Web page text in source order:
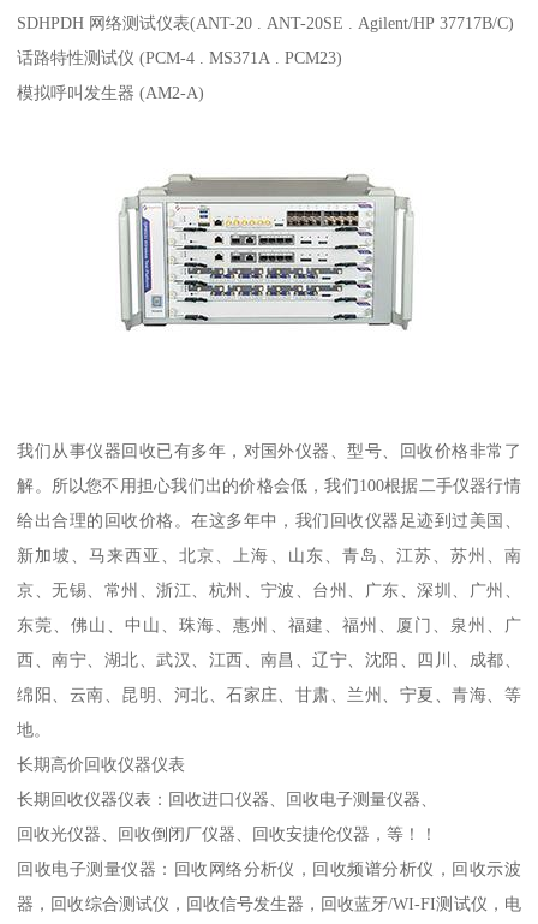
SDHPDH 网络测试仪表(ANT-20 . ANT-20SE . Agilent/HP 37717B/C)
话路特性测试仪 (PCM-4 . MS371A . PCM23)
模拟呼叫发生器 (AM2-A)
我们从事仪器回收已有多年，对国外仪器、型号、回收价格非常了
解。所以您不用担心我们出的价格会低，我们100根据二手仪器行情
给出合理的回收价格。在这多年中，我们回收仪器足迹到过美国、
新加坡、马来西亚、北京、上海、山东、青岛、江苏、苏州、南
京、无锡、常州、浙江、杭州、宁波、台州、广东、深圳、广州、
东莞、佛山、中山、珠海、惠州、福建、福州、厦门、泉州、广
西、南宁、湖北、武汉、江西、南昌、辽宁、沈阳、四川、成都、
绵阳、云南、昆明、河北、石家庄、甘肃、兰州、宁夏、青海、等
地。
长期高价回收仪器仪表
长期回收仪器仪表：回收进口仪器、回收电子测量仪器、
回收光仪器、回收倒闭厂仪器、回收安捷伦仪器，等！！
回收电子测量仪器：回收网络分析仪，回收频谱分析仪，回收示波
器，回收综合测试仪，回收信号发生器，回收蓝牙/WI-FI测试仪，电